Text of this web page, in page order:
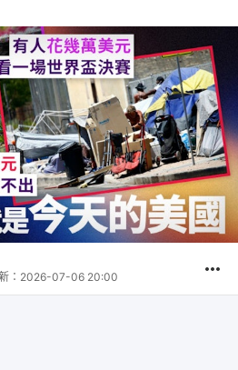
： 2026-07-06 20:00